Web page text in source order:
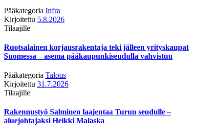
Pääkategoria Infra
Kirjoitettu 5.8.2026
Tilaajille
Ruotsalainen korjausrakentaja teki jälleen yrityskaupat
Suomessa – asema pääkaupunkiseudulla vahvistuu
Pääkategoria Talous
Kirjoitettu 31.7.2026
Tilaajille
Rakennustyö Salminen laajentaa Turun seudulle –
aluejohtajaksi Heikki Malaska